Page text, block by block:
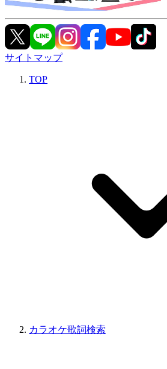
サイトマップ
TOP
カラオケ歌詞検索